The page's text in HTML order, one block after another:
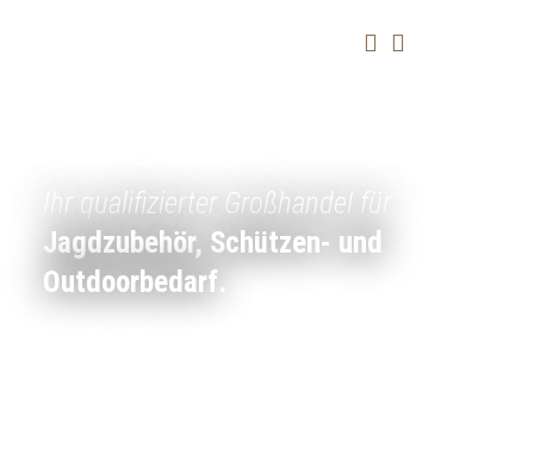
Ihr qualifizierter Großhandel für
Jagdzubehör, Schützen- und
Outdoorbedarf.